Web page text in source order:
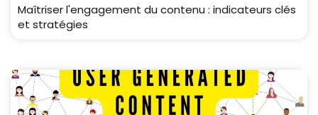
Maîtriser l'engagement du contenu : indicateurs clés
et stratégies